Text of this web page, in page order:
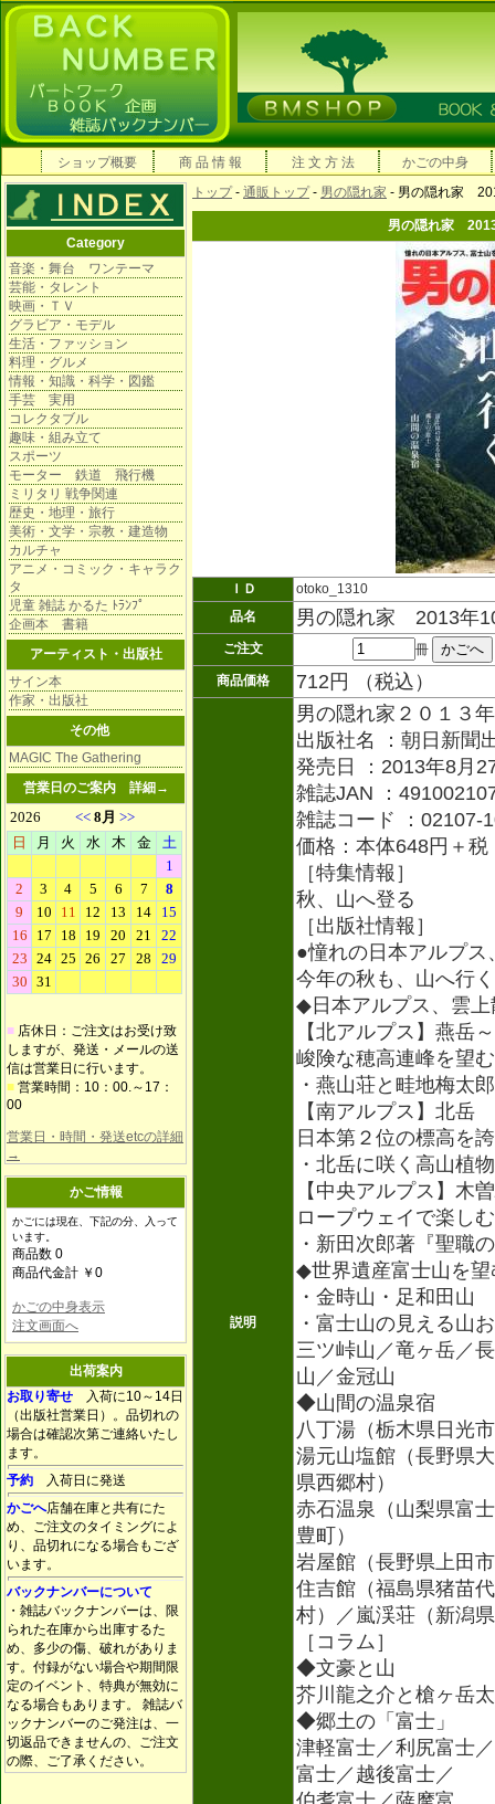
ショップ概要 商 品 情 報 注 文 方 法 かごの中身
Category
音楽・舞台 ワンテーマ
芸能・タレント
映画・ＴＶ
グラビア・モデル
生活・ファッション
料理・グルメ
情報・知識・科学・図鑑
手芸 実用
コレクタブル
趣味・組み立て
スポーツ
モーター 鉄道 飛行機
ミリタリ 戦争関連
歴史・地理・旅行
美術・文学・宗教・建造物
カルチャ
アニメ・コミック・キャラク
タ
児童 雑誌 かるた ﾄﾗﾝﾌﾟ
企画本 書籍
アーティスト・出版社
サイン本
作家・出版社
その他
MAGIC The Gathering
営業日のご案内 詳細→
■ 店休日：ご注文はお受け致
しますが、発送・メールの送
信は営業日に行います。
■ 営業時間：10：00.～17：
00
営業日・時間・発送etcの詳細
→
かご情報
かごには現在、下記の分、入って
います。
商品数 0
商品代金計 ￥0
かごの中身表示
注文画面へ
出荷案内
お取り寄せ 入荷に10～14日
（出版社営業日）。品切れの
場合は確認次第ご連絡いたし
ます。
予約 入荷日に発送
かごへ店舗在庫と共有にた
め、ご注文のタイミングによ
り、品切れになる場合もござ
います。
バックナンバーについて
・雑誌バックナンバーは、限
られた在庫から出庫するた
め、多少の傷、破れがありま
す。付録がない場合や期間限
定のイベント、特典が無効に
なる場合もあります。 雑誌バ
ックナンバーのご発注は、一
切返品できませんの、ご注文
の際、ご了承ください。
トップ- 通販トップ- 男の隠れ家 - 男の隠れ家
男の隠れ家
ＩＤ
otoko_1310
品名
男の隠れ家 2013年
ご注文
冊
商品価格
712円 （税込）
説明
男の隠れ家２０１３
出版社名 ：朝日新聞
発売日 ：2013年8月
雑誌JAN ：
雑誌コード ：02107-
価格：本体648円＋税
［特集情報］
秋、山へ登る
［出版社情報］
●憧れの日本アルプ
今年の秋も、山へ行く
◆日本アルプス、雲上
【北アルプス】燕岳
峻険な穂高連峰を望
・燕山荘と畦地梅太郎
【南アルプス】北岳
日本第２位の標高を
・北岳に咲く高山植物
【中央アルプス】木
ロープウェイで楽し
・新田次郎著『聖職
◆世界遺産富士山を望
・金時山・足和田山
・富士山の見える山
三ツ峠山／竜ヶ岳／
山／金冠山
◆山間の温泉宿
八丁湯（栃木県日光
湯元山塩館（長野県
県西郷村）
赤石温泉（山梨県富
豊町）
岩屋館（長野県上田
住吉館（福島県猪苗
村）／嵐渓荘（新潟
［コラム］
◆文豪と山
芥川龍之介と槍ヶ岳
◆郷土の「富士」
津軽富士／利尻富士
富士／越後富士／